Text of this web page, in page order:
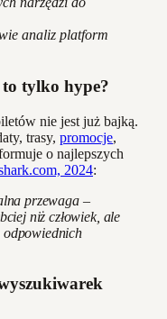
analiz platform
tylko hype?
nie jest już bajką.
trasy, promocje,
o najlepszych
2024:
przewaga –
niż człowiek, ale